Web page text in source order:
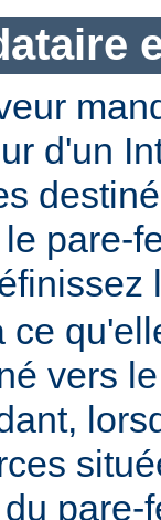
d'un
pare-
ce
vers
pare-